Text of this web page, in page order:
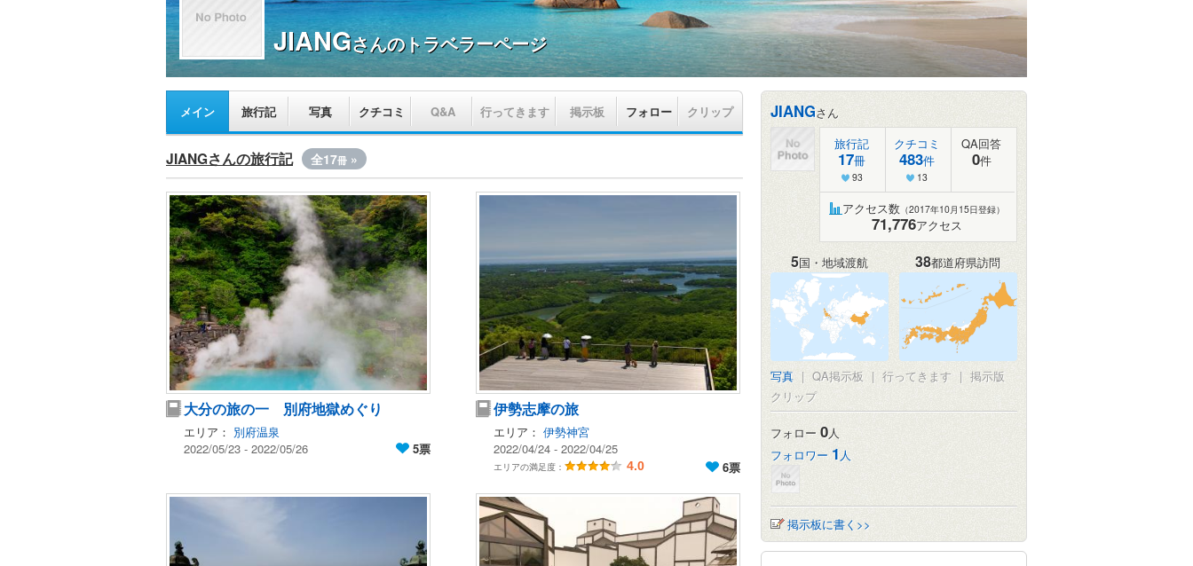
JIANGさんのトラベラーページ
メイン 旅行記 写真 クチコミ Q&A 行ってきます 掲示板 フォロー クリップ
JIANGさんの旅行記 全17冊 »
大分の旅の一 別府地獄めぐり
エリア： 別府温泉
2022/05/23 - 2022/05/26
5票
伊勢志摩の旅
エリア： 伊勢神宮
2022/04/24 - 2022/04/25
エリアの満足度： 4.0 6票
JIANGさん
旅行記
17冊
93
クチコミ
483件
13
QA回答
0件
アクセス数 （2017年10月15日登録）
71,776アクセス
5国・地域渡航 38都道府県訪問
写真 | QA掲示板 | 行ってきます | 掲示版
クリップ
フォロー 0人
フォロワー 1 人
掲示板に書く>>